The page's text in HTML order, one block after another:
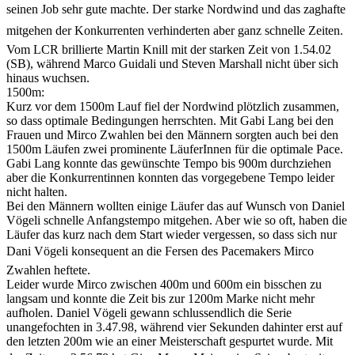
seinen Job sehr gute machte. Der starke Nordwind und das zaghafte
mitgehen der Konkurrenten verhinderten aber ganz schnelle Zeiten.
Vom LCR brillierte Martin Knill mit der starken Zeit von 1.54.02
(SB), während Marco Guidali und Steven Marshall nicht über sich
hinaus wuchsen.
1500m:
Kurz vor dem 1500m Lauf fiel der Nordwind plötzlich zusammen,
so dass optimale Bedingungen herrschten. Mit Gabi Lang bei den
Frauen und Mirco Zwahlen bei den Männern sorgten auch bei den
1500m Läufen zwei prominente LäuferInnen für die optimale Pace.
Gabi Lang konnte das gewünschte Tempo bis 900m durchziehen
aber die Konkurrentinnen konnten das vorgegebene Tempo leider
nicht halten.
Bei den Männern wollten einige Läufer das auf Wunsch von Daniel
Vögeli schnelle Anfangstempo mitgehen. Aber wie so oft, haben die
Läufer das kurz nach dem Start wieder vergessen, so dass sich nur
Dani Vögeli konsequent an die Fersen des Pacemakers Mirco
Zwahlen heftete.
Leider wurde Mirco zwischen 400m und 600m ein bisschen zu
langsam und konnte die Zeit bis zur 1200m Marke nicht mehr
aufholen. Daniel Vögeli gewann schlussendlich die Serie
unangefochten in 3.47.98, während vier Sekunden dahinter erst auf
den letzten 200m wie an einer Meisterschaft gespurtet wurde. Mit